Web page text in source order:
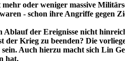
oder weniger massive
- schon ihre Angriffe gegen
der Ereignisse nicht
Krieg zu beenden? Die
Auch hierzu macht sich Lin
hat.